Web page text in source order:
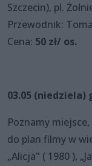
Szczecin), pl.
Przewodnik:
Cena: 50 zł/ os.
03.05 (niedziela)
Poznamy miejsce,
do plan filmy w
„Alicja" ( 1980 ),